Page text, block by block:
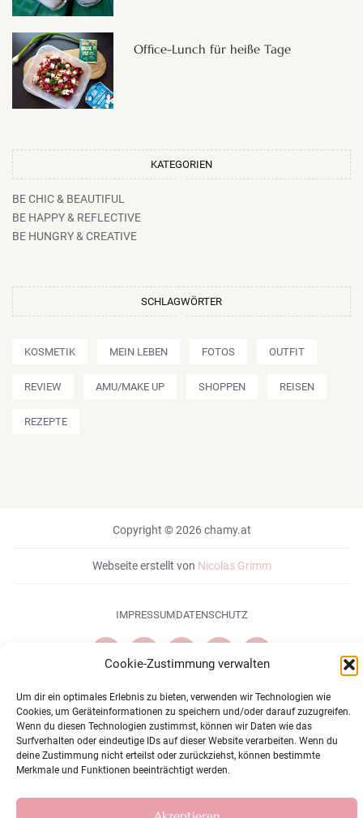
Cookie-Zustimmung verwalten
Um dir ein optimales Erlebnis zu bieten, verwenden wir Technologien wie
Cookies, um Geräteinformationen zu speichern und/oder darauf zuzugreifen.
Wenn du diesen Technologien zustimmst, können wir Daten wie das
Surfverhalten oder eindeutige IDs auf dieser Website verarbeiten. Wenn du
deine Zustimmung nicht erteilst oder zurückziehst, können bestimmte
Merkmale und Funktionen beeinträchtigt werden.
Office-Lunch für heiße Tage
KATEGORIEN
BE CHIC & BEAUTIFUL
BE HAPPY & REFLECTIVE
BE HUNGRY & CREATIVE
SCHLAGWÖRTER
KOSMETIK MEIN LEBEN FOTOS OUTFIT
REVIEW AMU/MAKE UP SHOPPEN REISEN
REZEPTE
Copyright © 2026 chamy.at
Webseite erstellt von Nicolas Grimm
IMPRESSUMDATENSCHUTZ